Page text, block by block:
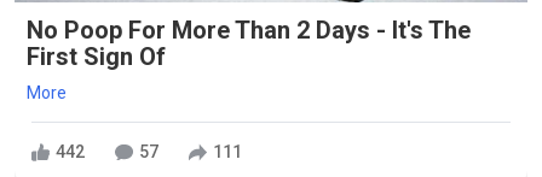
No Poop For More Than 2 Days - It's The
First Sign Of
More
442 57 111